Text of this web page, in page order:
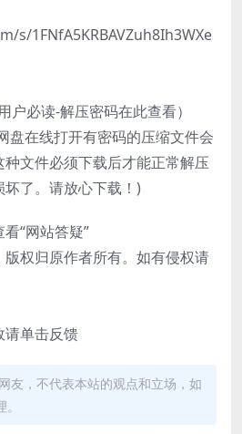
s/1FNfA5KRBAVZuh8Ih3WXe
必读-解压密码在此查看）
盘在线打开有密码的压缩文件会
文件必须下载后才能正常解压
了。请放心下载！)
“网站答疑”
权归原作者所有。如有侵权请
单击反馈
友，不代表本站的观点和立场，如